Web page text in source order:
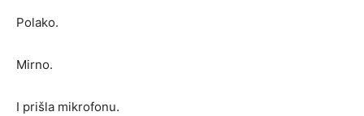
Polako.
Mirno.
I prišla mikrofonu.